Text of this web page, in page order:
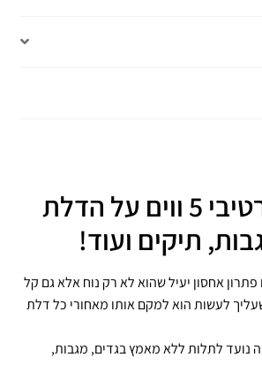
מתלה דקורטיבי 5 ווים על הדלת
תיקים ועוד!
5 ווים פתרון אחסון יעיל שהוא לא רק נוח אלא גם קל
לעשות הוא למקם אותו מאחורי כל דלת
נועד לתלות ללא מאמץ בגדים, מגבות,